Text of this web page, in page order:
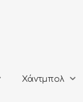
Χάντμπολ